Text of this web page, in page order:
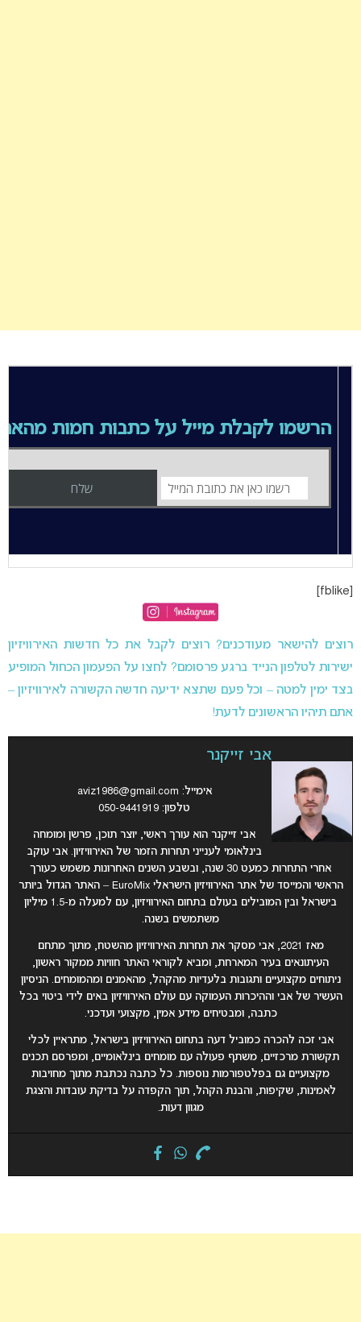
הרשמו לקבלת מייל על כתבות חמות
רוצים להישאר מעודכנים? רוצים לקבל את כל חדשות האירוויזיון
ישירות לטלפון הנייד ברגע פרסומם? לחצו על הפעמון הכחול המופיע
בצד ימין למטה – וכל פעם שתצא ידיעה חדשה הקשורה לאירוויזיון –
אתם תיהיו הראשונים לדעת!
אבי זייקנר
אימייל: aviz1986@gmail.com
טלפון: 050-9441919
אבי זייקנר הוא עורך ראשי, יוצר תוכן, פרשן ומומחה
בינלאומי לענייני תחרות הזמר של האירוויזיון. אבי עוקב
אחרי התחרות כמעט 30 שנה, ובשבע השנים האחרונות משמש כעורך
הראשי והמייסד של אתר האירוויזיון הישראלי EuroMix – האתר הגדול ביותר
בישראל ובין המובילים בעולם בתחום האירוויזיון, עם למעלה מ-1.5 מיליון
משתמשים בשנה.
מאז 2021, אבי מסקר את תחרות האירוויזיון מהשטח, מתוך מתחם
העיתונאים בעיר המארחת, ומביא לקוראי האתר חוויות ממקור ראשון,
ניתוחים מקצועיים ותגובות בלעדיות מהקהל, מהאמנים ומהמומחים. הניסיון
העשיר של אבי וההיכרות העמוקה עם עולם האירוויזיון באים לידי ביטוי בכל
כתבה, ומבטיחים מידע אמין, מקצועי ועדכני.
אבי זכה להכרה כמוביל דעה בתחום האירוויזיון בישראל, מתראיין לכלי
תקשורת מרכזיים, משתף פעולה עם מומחים בינלאומיים, ומפרסם תכנים
מקצועיים גם בפלטפורמות נוספות. כל כתבה נכתבת מתוך מחויבות
לאמינות, שקיפות, והבנת הקהל, תוך הקפדה על בדיקת עובדות והצגת
מגוון דעות.